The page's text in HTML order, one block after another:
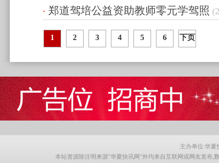
00:05)
郑道驾培公益资助教师零元学驾照
1 2 3 4 5 6 下页
主办单位:华夏
本站资源除注明来源"华夏快讯网"外均来自互联网或网友发布,